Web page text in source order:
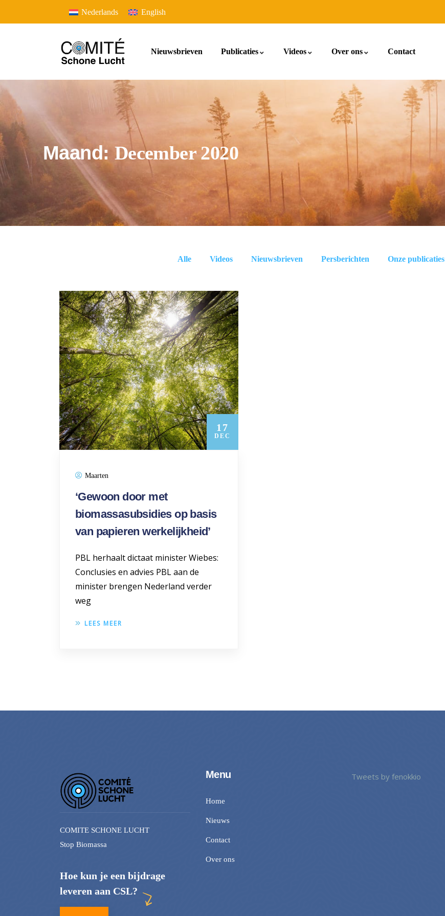
Nederlands English
Nieuwsbrieven Publicaties Videos Over ons Contact
Maand:December 2020
Alle Videos Nieuwsbrieven Persberichten Onze publicaties
17
DEC
Maarten
‘Gewoon door met
biomassasubsidies op basis
van papieren werkelijkheid’
PBL herhaalt dictaat minister Wiebes:
Conclusies en advies PBL aan de
minister brengen Nederland verder
weg
LEES MEER
COMITE SCHONE LUCHT
Stop Biomassa
Hoe kun je een bijdrage
leveren aan CSL?
Menu
Home
Nieuws
Contact
Over ons
Tweets by fenokkio